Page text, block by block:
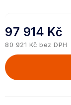
97 914 Kč
80 921 Kč bez DPH
Měrná cena: